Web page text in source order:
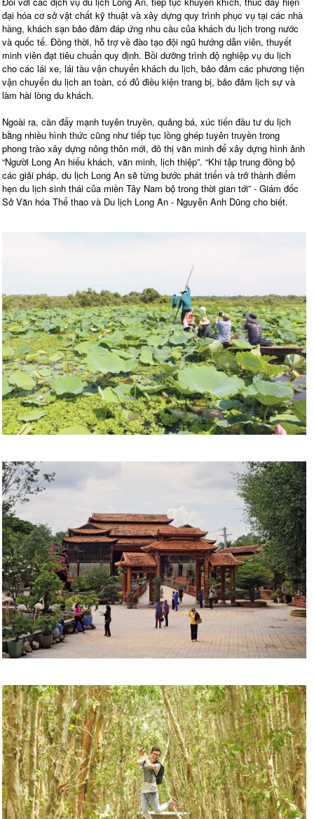
đại hóa cơ sở vật chất kỹ thuật và xây dựng quy trình phục vụ tại các nhà
hàng, khách sạn bảo đảm đáp ứng nhu cầu của khách du lịch trong nước
và quốc tế. Đồng thời, hỗ trợ về đào tạo đội ngũ hướng dẫn viên, thuyết
minh viên đạt tiêu chuẩn quy định. Bồi dưỡng trình độ nghiệp vụ du lịch
cho các lái xe, lái tàu vận chuyển khách du lịch, bảo đảm các phương tiện
vận chuyển du lịch an toàn, có đủ điều kiện trang bị, bảo đảm lịch sự và
làm hài lòng du khách.
Ngoài ra, cần đẩy mạnh tuyên truyền, quảng bá, xúc tiến đầu tư du lịch
bằng nhiều hình thức cũng như tiếp tục lồng ghép tuyên truyền trong
phong trào xây dựng nông thôn mới, đô thị văn minh để xây dựng hình ảnh
“Người Long An hiếu khách, văn minh, lịch thiệp”. “Khi tập trung đồng bộ
các giải pháp, du lịch Long An sẽ từng bước phát triển và trở thành điểm
hẹn du lịch sinh thái của miền Tây Nam bộ trong thời gian tới” - Giám đốc
Sở Văn hóa Thể thao và Du lịch Long An - Nguyễn Anh Dũng cho biết.